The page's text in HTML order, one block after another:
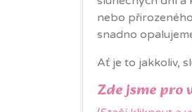
nebo
snadno
Ať je to jakkoliv,
Zde jsme